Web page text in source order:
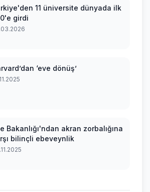
11 üniversite dünyada ilk
girdi
‘eve dönüş’
Bakanlığı'ndan akran zorbalığına
bilinçli ebeveynlik